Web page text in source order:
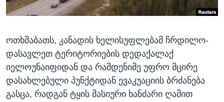
ᲘᲜᲢᲔᲠᲕᲘᲣ
ᲒᲐᲚᲘᲚᲔᲝ
ᲓᲔᲖᲘᲜᲤᲝᲠᲛᲐᲪᲘᲐ
ოთხშაბათს, კანადის ხელისუფლებამ ჩრდილო-
დასავლეთ ტერიტორიების დედაქალაქ
იელოუნაიფიდან და რამდენიმე უფრო მცირე
დასახლებული პუნქტიდან ევაკუაციის ბრძანება
გასცა, რადგან ტყის მასიური ხანძარი ღამით